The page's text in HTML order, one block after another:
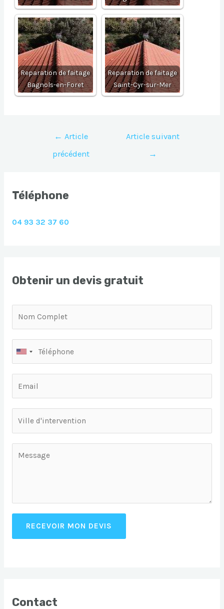
Reparation de faitage
Bagnols-en-Foret
Reparation de faitage
Saint-Cyr-sur-Mer
Navigation
l’article
← Article
précédent
Article suivant
→
Téléphone
04 93 32 37 60
Obtenir un devis gratuit
RECEVOIR MON DEVIS
Contact